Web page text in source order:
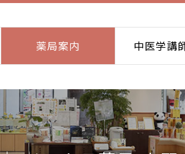
薬局案内 中医学講